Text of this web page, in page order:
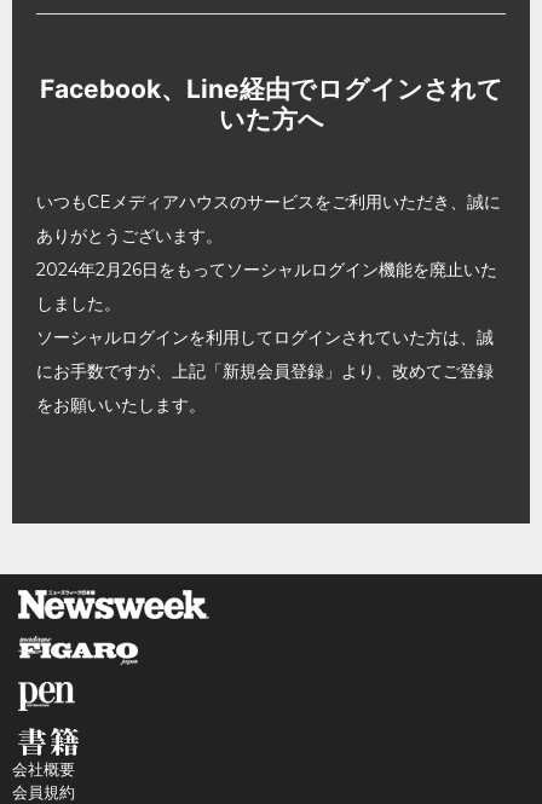
Facebook、Line経由でログインされて
いた方へ
いつもCEメディアハウスのサービスをご利用いただき、誠に
ありがとうございます。
2024年2月26日をもってソーシャルログイン機能を廃止いた
しました。
ソーシャルログインを利用してログインされていた方は、誠
にお手数ですが、上記「新規会員登録」より、改めてご登録
をお願いいたします。
会社概要
会員規約